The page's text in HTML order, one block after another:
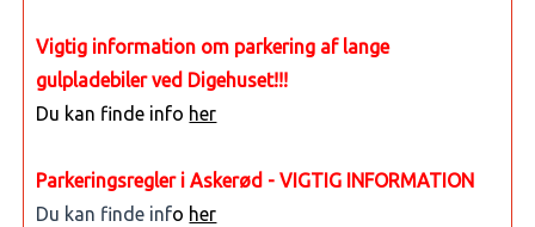
Vigtig information om parkering af lange
gulpladebiler ved Digehuset!!!
Du kan finde info her
Parkeringsregler i Askerød - VIGTIG INFORMATION
Du kan finde info her